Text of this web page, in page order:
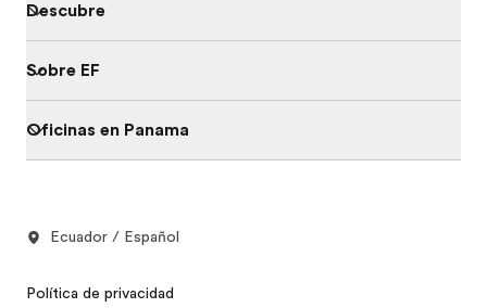
Descubre
Sobre EF
Oficinas en Panama
Ecuador / Español
Política de privacidad